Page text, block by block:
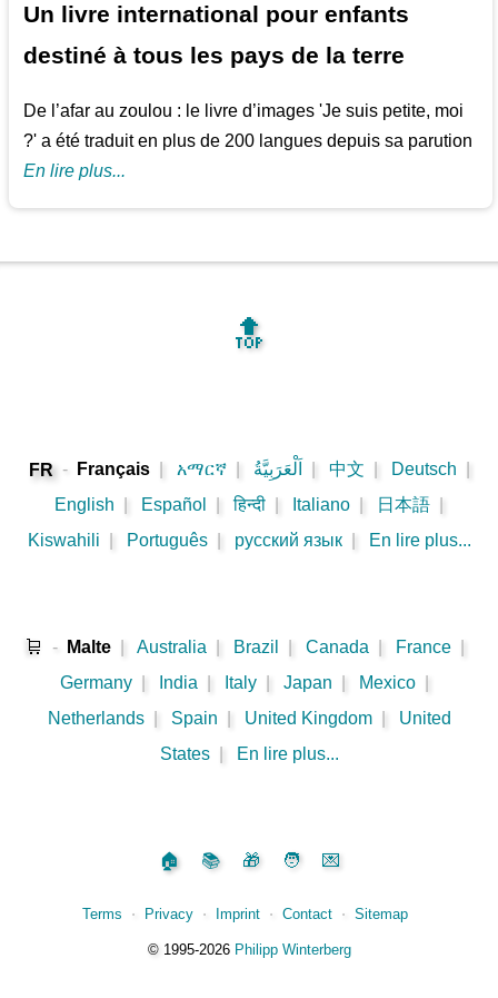
Un livre international pour enfants
destiné à tous les pays de la terre
De l’afar au zoulou : le livre d’images 'Je suis petite, moi
?' a été traduit en plus de 200 langues depuis sa parution
En lire plus...
🔝
FR - Français አማርኛ اَلْعَرَبِيَّةُ 中文 Deutsch
English
Español हिन्दी Italiano 日本語
Kiswahili
Português русский язык En lire plus...
🛒 - Malte Australia Brazil Canada France
Germany
India Italy Japan Mexico
Netherlands
Spain United Kingdom
United
States
En lire plus...
🏠 📚 🎁 🧑 💌
Terms ⋅ Privacy ⋅ Imprint ⋅ Contact ⋅ Sitemap
©️1995‑2026 Philipp Winterberg